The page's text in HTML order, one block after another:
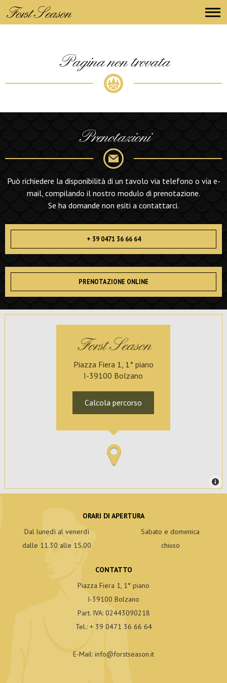
Forst Season
Pagina non trovata
Prenotazioni
Può richiedere la disponibilità di un tavolo via telefono o via e-
mail, compilando il nostro modulo di prenotazione.
Se ha domande non esiti a contattarci.
+ 39 0471 36 66 64
PRENOTAZIONE ONLINE
Forst Season
Piazza Fiera 1, 1° piano
I-39100 Bolzano
Calcola percorso
ORARI DI APERTURA
Dal lunedì al venerdì
dalle 11.30 alle 15.00
Sabato e domenica
chiuso
CONTATTO
Piazza Fiera 1, 1° piano
I-39100 Bolzano
Part. IVA: 02443090218
Tel.: + 39 0471 36 66 64
E-Mail: info@forstseason.it